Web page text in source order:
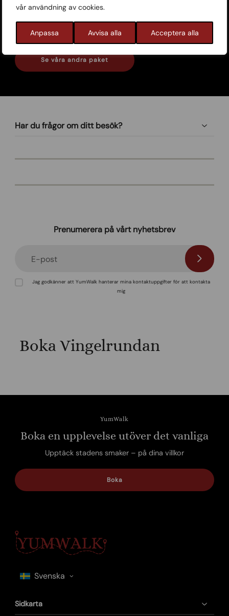
vår användning av cookies.
Anpassa Avvisa alla Acceptera alla
info@yumwalk.se
Boka nu - 995 kr
Se våra andra paket
Har du frågor om ditt besök?
Prenumerera på vårt nyhetsbrev
E-post
Jag godkänner att YumWalk hanterar mina kontaktuppgifter för att kontakta
mig
Boka Vingelrundan
YumWalk
Boka en upplevelse utöver det vanliga
Upptäck stadens smaker – på dina villkor
Boka
Sidkarta